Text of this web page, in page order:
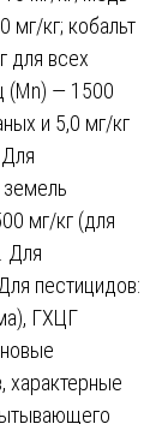
мг/кг; кобальт
для всех
(Mn) — 1500
и 5,0 мг/кг
мг/кг (для
Для
пестицидов:
ГХЦГ
характерные